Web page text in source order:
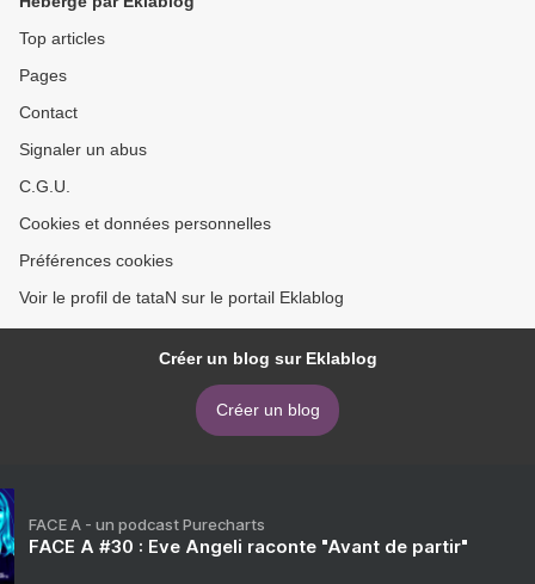
Top articles
Pages
Contact
Signaler un abus
C.G.U.
Cookies et données personnelles
Préférences cookies
Voir le profil de tataN sur le portail Eklablog
Créer un blog sur Eklablog
Créer un blog
FACE A - un podcast Purecharts
FACE A #30 : Eve Angeli raconte "Avant de partir"